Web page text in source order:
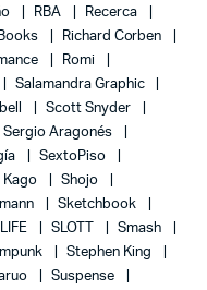
RBA
Recerca
Richard Corben
Romi
Salamandra Graphic
Scott Snyder
Sergio Aragonés
SextoPiso
Kago
Shojo
Sketchbook
SLOTT
Smash
Stephen King
Suspense